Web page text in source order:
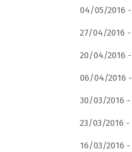
04/05/2016 -
27/04/2016 -
20/04/2016 -
06/04/2016 -
30/03/2016 -
23/03/2016 -
16/03/2016 -